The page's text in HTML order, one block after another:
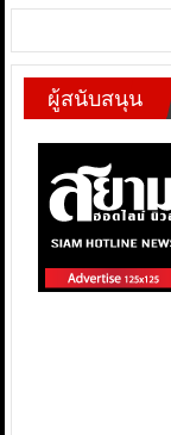
ผู้สนับสนุน